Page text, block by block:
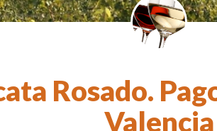
Rosado.
Valencia